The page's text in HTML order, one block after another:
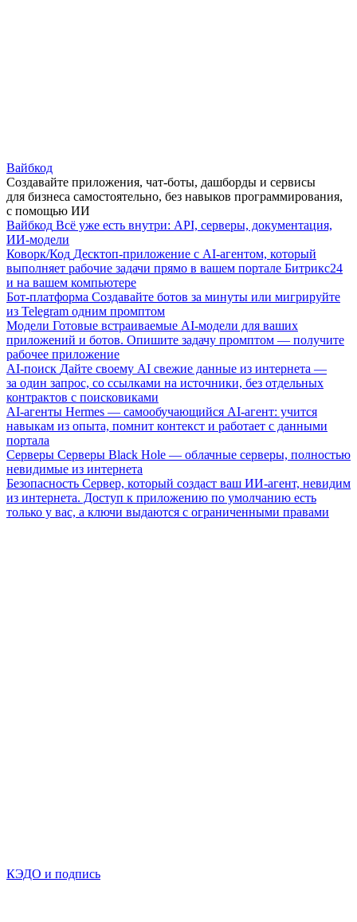
Вайбкод
Создавайте приложения, чат-боты, дашборды и сервисы
для бизнеса самостоятельно, без навыков программирования,
с помощью ИИ
Вайбкод Всё уже есть внутри: API, серверы, документация,
ИИ-модели
Коворк/Код Десктоп-приложение с AI-агентом, который
выполняет рабочие задачи прямо в вашем портале Битрикс24
и на вашем компьютере
Бот-платформа Создавайте ботов за минуты или мигрируйте
из Telegram одним промптом
Модели Готовые встраиваемые AI-модели для ваших
приложений и ботов. Опишите задачу промптом — получите
рабочее приложение
AI-поиск Дайте своему AI свежие данные из интернета —
за один запрос, со ссылками на источники, без отдельных
контрактов с поисковиками
AI-агенты Hermes — самообучающийся AI-агент: учится
навыкам из опыта, помнит контекст и работает с данными
портала
Серверы Серверы Black Hole — облачные серверы, полностью
невидимые из интернета
Безопасность Сервер, который создаст ваш ИИ-агент, невидим
из интернета. Доступ к приложению по умолчанию есть
только у вас, а ключи выдаются с ограниченными правами
КЭДО и подпись